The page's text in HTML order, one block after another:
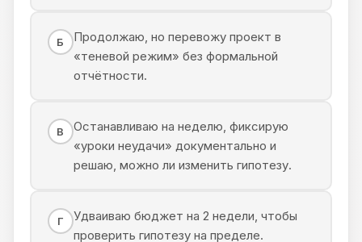
Б
Продолжаю, но перевожу проект в
«теневой режим» без формальной
отчётности.
В
Останавливаю на неделю, фиксирую
«уроки неудачи» документально и
решаю, можно ли изменить гипотезу.
Г
Удваиваю бюджет на 2 недели, чтобы
проверить гипотезу на пределе.